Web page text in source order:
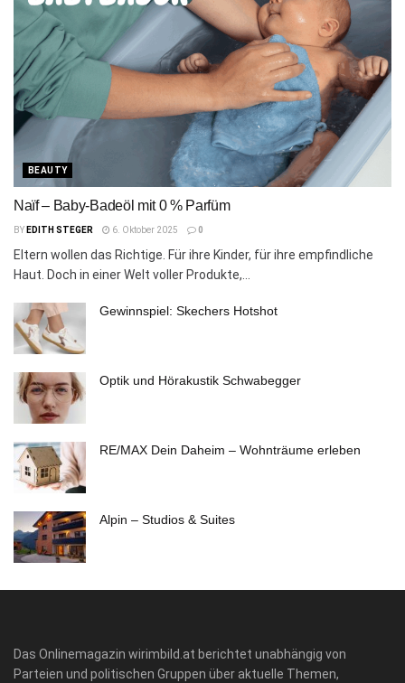
BEAUTY
Naïf – Baby-Badeöl mit 0 % Parfüm
BY EDITH STEGER 6. Oktober 2025 0
Eltern wollen das Richtige. Für ihre Kinder, für ihre empfindliche
Haut. Doch in einer Welt voller Produkte,...
Gewinnspiel: Skechers Hotshot
Optik und Hörakustik Schwabegger
RE/MAX Dein Daheim – Wohnträume erleben
Alpin – Studios & Suites
Das Onlinemagazin wirimbild.at berichtet unabhängig von
Parteien und politischen Gruppen über aktuelle Themen,